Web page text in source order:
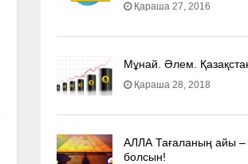
Қараша 27, 2016
Мұнай. Әлем.
Қараша 28, 2018
АЛЛА Тағаланың айы –
болсын!